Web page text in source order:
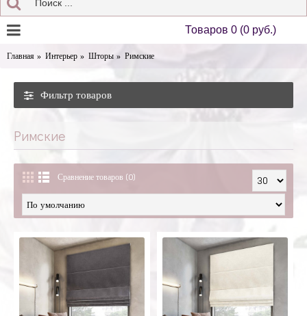
Товаров 0 (0 руб.)
Главная Интерьер Шторы Римские
Фильтр товаров
Римские
Сравнение товаров (0)